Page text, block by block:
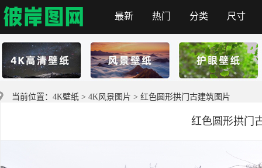
彼岸图网
最新 热门 分类 尺寸
当前位置： 4K壁纸 > 4K风景图片 > 红色圆形拱门古建筑图片
红色圆形拱门